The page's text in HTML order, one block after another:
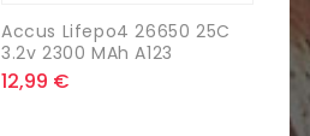
Accus Lifepo4 26650 25C
3.2v 2300 MAh A123
12,99 €